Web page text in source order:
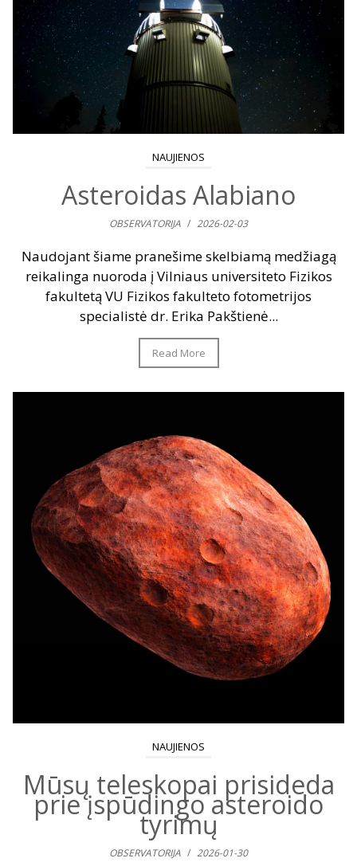
NAUJIENOS
Asteroidas Alabiano
OBSERVATORIJA / 2026-02-03
Naudojant šiame pranešime skelbiamą medžiagą
reikalinga nuoroda į Vilniaus universiteto Fizikos
fakultetą VU Fizikos fakulteto fotometrijos
specialistė dr. Erika Pakštienė...
Read More
NAUJIENOS
Mūsų teleskopai prisideda
prie įspūdingo asteroido
tyrimų
OBSERVATORIJA / 2026-01-30